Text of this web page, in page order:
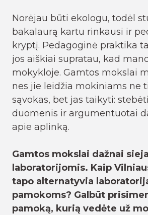
Norėjau būti ekologu, todėl
bakalaurą kartu rinkausi ir
kryptį. Pedagoginė praktika
jos aiškiai supratau, kad
mokykloje. Gamtos mokslai
nes jie leidžia mokiniams ne
sąvokas, bet jas taikyti:
duomenis ir argumentuotai
apie aplinką.
Gamtos mokslai dažnai
laboratorijomis. Kaip
tapo alternatyvia
pamokoms? Galbūt
pamoką, kurią vedėte už